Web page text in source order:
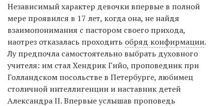
Независимый характер девочки впервые в полной
мере проявился в 17 лет, когда она, не найдя
взаимопонимания с пастором своего прихода,
наотрез отказалась проходить обряд конфирмации.
Лу предпочла самостоятельно выбрать духовного
учителя: им стал Хендрик Гийо, проповедник при
Голландском посольстве в Петербурге, любимец
столичной интеллигенции и наставник детей
Александра II. Впервые услышав проповедь